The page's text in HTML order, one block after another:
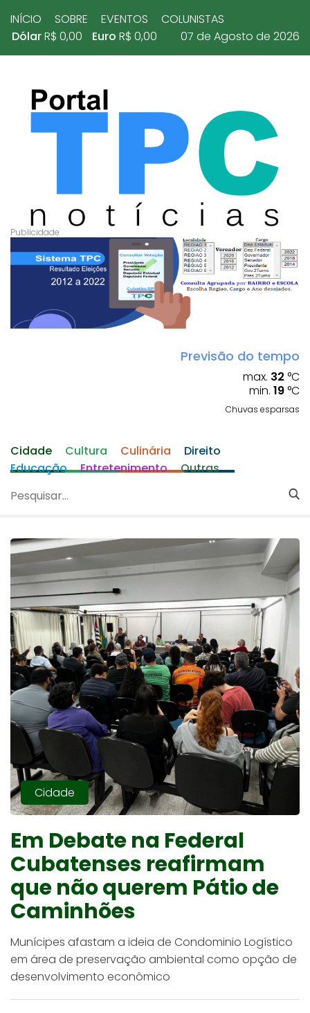
INÍCIO SOBRE EVENTOS
COLUNISTAS
DólarR$ 0,00 Euro R$ 0,00 07 de Agosto de 2026
Previsão do tempo
max. 32 °C
min. 19 °C
Chuvas esparsas
Cidade Cultura Culinária
Direito
Educação
Entretenimento Outras
Cidade
Em Debate na Federal
Cubatenses reafirmam
que não querem Pátio de
Caminhões
Munícipes afastam a ideia de Condominio Logístico
em área de preservação ambiental como opção de
desenvolvimento econômico